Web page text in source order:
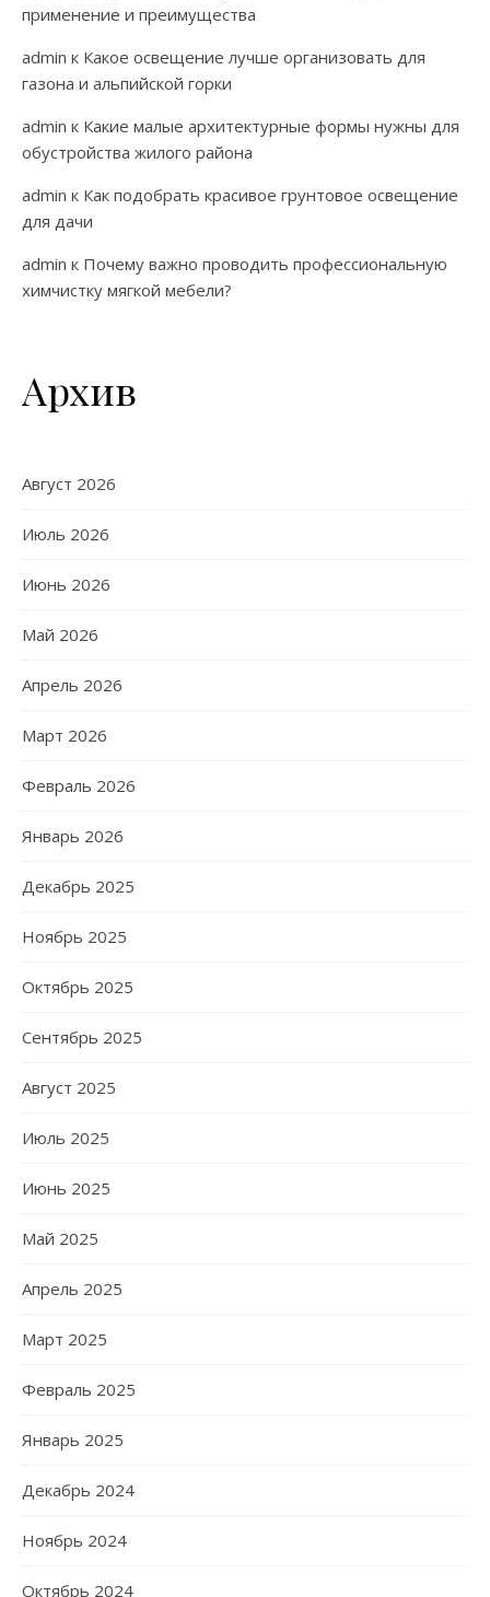
применение и преимущества
admin к Какое освещение лучше организовать для
газона и альпийской горки
admin к Какие малые архитектурные формы нужны для
обустройства жилого района
admin к Как подобрать красивое грунтовое освещение
для дачи
admin к Почему важно проводить профессиональную
химчистку мягкой мебели?
Архив
Август 2026
Июль 2026
Июнь 2026
Май 2026
Апрель 2026
Март 2026
Февраль 2026
Январь 2026
Декабрь 2025
Ноябрь 2025
Октябрь 2025
Сентябрь 2025
Август 2025
Июль 2025
Июнь 2025
Май 2025
Апрель 2025
Март 2025
Февраль 2025
Январь 2025
Декабрь 2024
Ноябрь 2024
Октябрь 2024